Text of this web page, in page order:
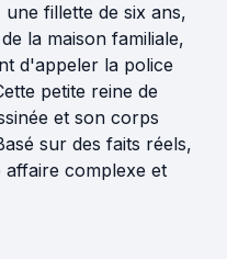
fillette de six ans,
la maison familiale,
d'appeler la police
petite reine de
et son corps
sur des faits réels,
complexe et